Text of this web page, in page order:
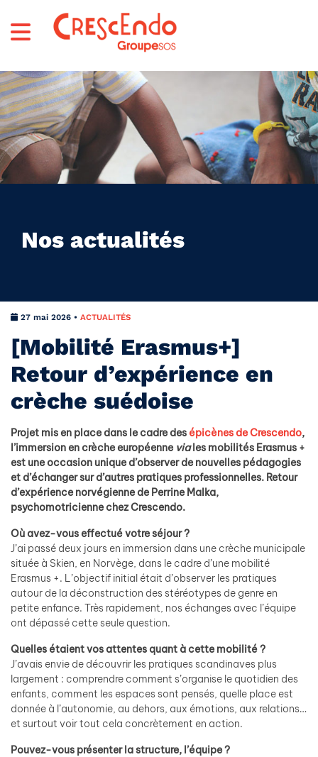
Nos actualités
27 mai 2026 • ACTUALITÉS
[Mobilité Erasmus+]
Retour d’expérience en
crèche suédoise
Projet mis en place dans le cadre des épicènes de Crescendo,
l’immersion en crèche européenne viales mobilités Erasmus +
est une occasion unique d’observer de nouvelles pédagogies
et d’échanger sur d’autres pratiques professionnelles. Retour
d’expérience norvégienne dePerrine Malka,
psychomotricienne chez Crescendo.
Où avez-vous effectué votre séjour ?
J’ai passé deux jours en immersion dans une crèche municipale
située à Skien, en Norvège, dans le cadre d’une mobilité
Erasmus +. L’objectif initial était d’observer les pratiques
autour de la déconstruction des stéréotypes de genre en
petite enfance. Très rapidement, nos échanges avec l’équipe
ont dépassé cette seule question.
Quelles étaient vos attentes quant à cette mobilité ?
J’avais envie de découvrir les pratiques scandinaves plus
largement : comprendre comment s’organise le quotidien des
enfants, comment les espaces sont pensés, quelle place est
donnée à l’autonomie, au dehors, aux émotions, aux relations…
et surtout voir tout cela concrètement en action.
Pouvez-vous présenter la structure, l’équipe ?